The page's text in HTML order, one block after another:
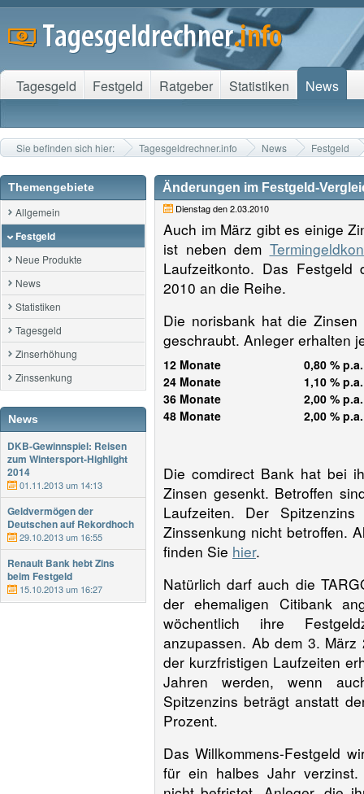
Sie befinden sich hier: Tagesgeldrechner.info News Festgeld
Themengebiete
Allgemein
Festgeld
Neue Produkte
News
Statistiken
Tagesgeld
Zinserhöhung
Zinssenkung
News
DKB-Gewinnspiel: Reisen
zum Wintersport-Highlight
2014
01.11.2013 um 14:13
Geldvermögen der
Deutschen auf Rekordhoch
29.10.2013 um 16:55
Renault Bank hebt Zins
beim Festgeld
15.10.2013 um 16:27
Änderungen im Festgeld-
Dienstag den 2.03.2010
Auch im März gibt es einige
ist neben dem
Laufzeitkonto. Das
2010 an die Reihe.
Die norisbank hat die
geschraubt. Anleger erhalten
12 Monate
0,80 % p.a.
24 Monate
1,10 % p.a.
36 Monate
2,00 % p.a.
48 Monate
2,00 % p.a.
Die comdirect Bank hat bei
Zinsen gesenkt. Betroffen
Laufzeiten. Der
Zinssenkung nicht betroffen.
finden Sie hier.
Natürlich darf auch die
der ehemaligen Citibank
wöchentlich ihre
anzupassen. Ab dem 3.
der kurzfristigen Laufzeiten
Jahren werden, wenn
Spitzenzins beträgt anstatt
Prozent.
Das Willkommens-Festgeld
für ein halbes Jahr verzinst.
Tagesgeld Festgeld Ratgeber Statistiken News